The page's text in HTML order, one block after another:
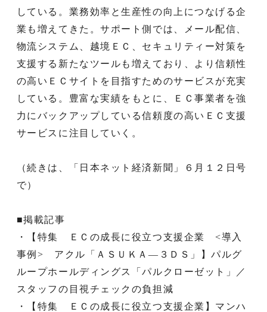
している。業務効率と生産性の向上につなげる企
業も増えてきた。サポート側では、メール配信、
物流システム、越境ＥＣ、セキュリティー対策を
支援する新たなツールも増えており、より信頼性
の高いＥＣサイトを目指すためのサービスが充実
している。豊富な実績をもとに、ＥＣ事業者を強
力にバックアップしている信頼度の高いＥＣ支援
サービスに注目していく。
（続きは、「日本ネット経済新聞」６月１２日号
で）
■掲載記事
・【特集 ＥＣの成長に役立つ支援企業 <導入
事例> アクル「ＡＳＵＫＡ―３ＤＳ」】パルグ
ループホールディングス「パルクローゼット」／
スタッフの目視チェックの負担減
・【特集 ＥＣの成長に役立つ支援企業】マンハ